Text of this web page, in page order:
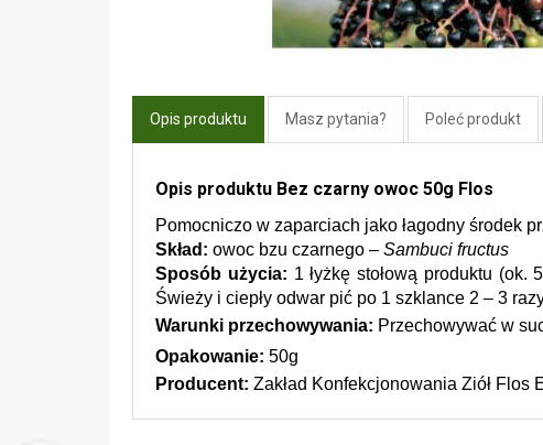
Opis produktu Masz pytania? Poleć produkt
Opis produktu Bez czarny owoc 50g Flos
Pomocniczo w zaparciach jako łagodny środek
Skład: owoc bzu czarnego – Sambuci fructus
Sposób użycia: 1 łyżkę stołową produktu
Świeży i ciepły odwar pić po 1 szklance 2 – 3
Warunki przechowywania: Przechowywać w
Opakowanie: 50g
Producent: Zakład Konfekcjonowania Ziół Flos